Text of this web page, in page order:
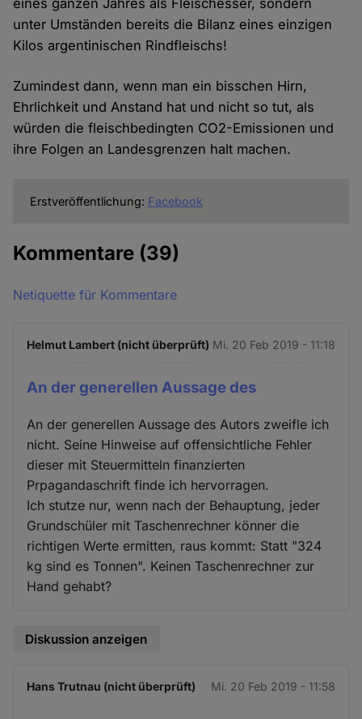
eines ganzen Jahres als Fleischesser, sondern
unter Umständen bereits die Bilanz eines einzigen
Kilos argentinischen Rindfleischs!
Zumindest dann, wenn man ein bisschen Hirn,
Ehrlichkeit und Anstand hat und nicht so tut, als
würden die fleischbedingten CO2-Emissionen und
ihre Folgen an Landesgrenzen halt machen.
Erstveröffentlichung: Facebook
Kommentare (39)
Netiquette für Kommentare
Helmut Lambert (nicht überprüft) Mi. 20 Feb 2019 - 11:18
An der generellen Aussage des
An der generellen Aussage des Autors zweifle ich
nicht. Seine Hinweise auf offensichtliche Fehler
dieser mit Steuermitteln finanzierten
Prpagandaschrift finde ich hervorragen.
Ich stutze nur, wenn nach der Behauptung, jeder
Grundschüler mit Taschenrechner könner die
richtigen Werte ermitten, raus kommt: Statt "324
kg sind es Tonnen". Keinen Taschenrechner zur
Hand gehabt?
Diskussion anzeigen
Hans Trutnau (nicht überprüft) Mi. 20 Feb 2019 - 11:58